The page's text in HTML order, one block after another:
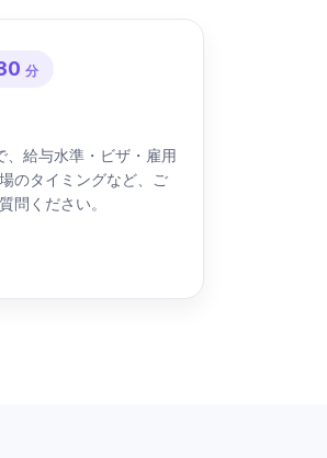
分
、給与水準・ビザ・雇用
のタイミングなど、ご
問ください。